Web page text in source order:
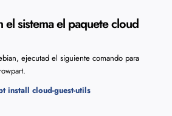
el sistema el paquete cloud
ejecutad el siguiente comando para
install cloud-guest-utils